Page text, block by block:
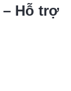
– Hỗ trợ